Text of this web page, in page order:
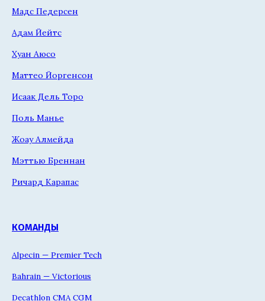
Мадс Педерсен
Адам Йейтс
Хуан Аюсо
Маттео Йоргенсон
Исаак Дель Торо
Поль Манье
Жоау Алмейда
Мэттью Бреннан
Ричард Карапас
КОМАНДЫ
Alpecin — Premier Tech
Bahrain — Victorious
Decathlon CMA CGM